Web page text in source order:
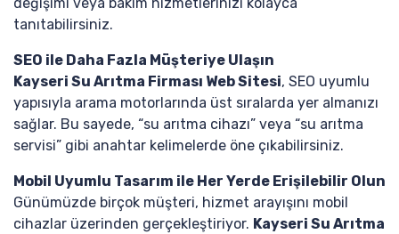
tanıtabilirsiniz.
SEO ile Daha Fazla Müşteriye Ulaşın
Kayseri Su Arıtma Firması Web Sitesi, SEO uyumlu
yapısıyla arama motorlarında üst sıralarda yer almanızı
sağlar. Bu sayede, “su arıtma cihazı” veya “su arıtma
servisi” gibi anahtar kelimelerde öne çıkabilirsiniz.
Mobil Uyumlu Tasarım ile Her Yerde Erişilebilir Olun
Günümüzde birçok müşteri, hizmet arayışını mobil
cihazlar üzerinden gerçekleştiriyor. Kayseri Su Arıtma